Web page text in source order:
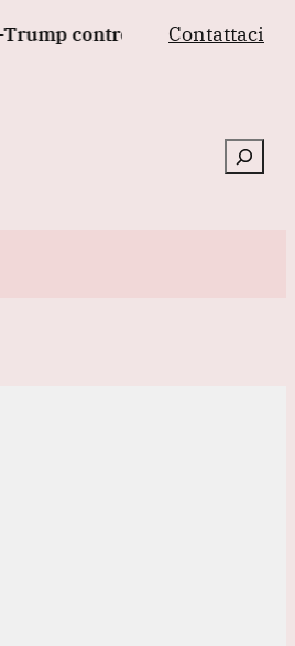
la guerra in Iran in tour
Contattaci
Cerca